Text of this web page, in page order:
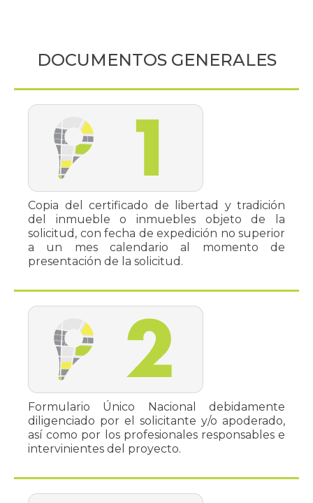
DOCUMENTOS GENERALES
Copia del certificado de libertad y tradición
del inmueble o inmuebles objeto de la
solicitud, con fecha de expedición no superior
a un mes calendario al momento de
presentación de la solicitud.
Formulario Único Nacional debidamente
diligenciado por el solicitante y/o apoderado,
así como por los profesionales responsables e
intervinientes del proyecto.